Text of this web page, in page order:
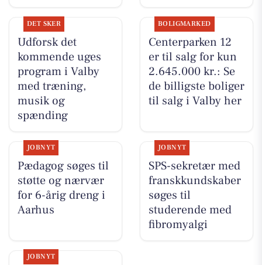
DET SKER
Udforsk det
kommende uges
program i Valby
med træning,
musik og
spænding
BOLIGMARKED
Centerparken 12
er til salg for kun
2.645.000 kr.: Se
de billigste boliger
til salg i Valby her
JOBNYT
Pædagog søges til
støtte og nærvær
for 6-årig dreng i
Aarhus
JOBNYT
SPS-sekretær med
franskkundskaber
søges til
studerende med
fibromyalgi
JOBNYT